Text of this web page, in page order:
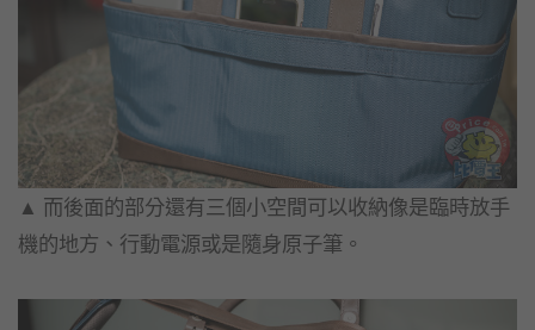
▲​ 而後面的部分還有三個小空間可以收納像是臨時放手
機的地方、行動電源或是隨身原子筆。